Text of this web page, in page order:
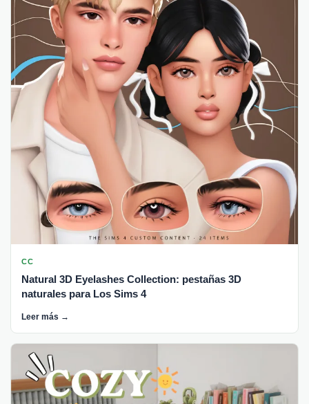
CC
Natural 3D Eyelashes Collection: pestañas 3D
naturales para Los Sims 4
Leer más →